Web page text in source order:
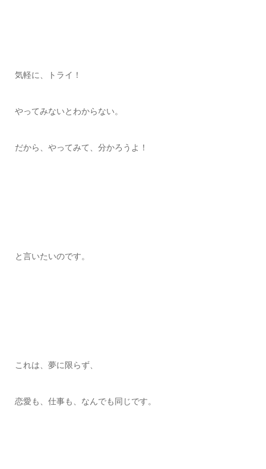
気軽に、トライ！
やってみないとわからない。
だから、やってみて、分かろうよ！
と言いたいのです。
これは、夢に限らず、
恋愛も、仕事も、なんでも同じです。